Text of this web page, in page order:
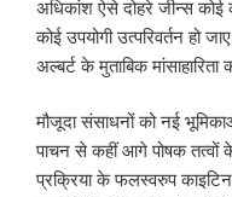
अधिकांश ऐसे दोहरे जीन्स
कोई उपयोगी उत्परिवर्तन हो
अल्बर्ट के मुताबिक
मौजूदा संसाधनों को नई
पाचन से कहीं आगे पोषक
प्रक्रिया के फलस्वरुप